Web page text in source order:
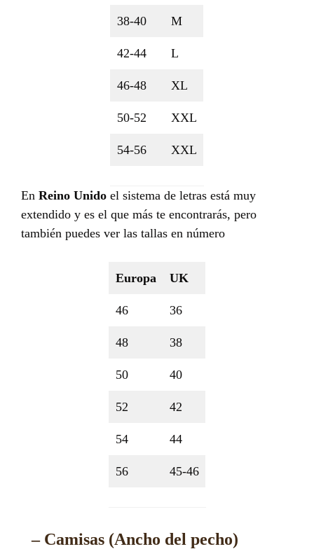
38-40 M
42-44 L
46-48 XL
50-52 XXL
54-56 XXL
En Reino Unido el sistema de letras está muy
extendido y es el que más te encontrarás, pero
también puedes ver las tallas en número
Europa UK
46 36
48 38
50 40
52 42
54 44
56 45-46
– Camisas (Ancho del pecho)